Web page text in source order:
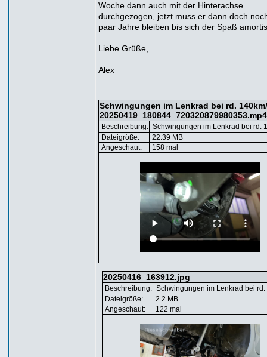
Woche dann auch mit der Hinterachse
durchgezogen, jetzt muss er dann doch
paar Jahre bleiben bis sich der Spaß
Liebe Grüße,
Alex
Schwingungen im Lenkrad bei rd.
20250419_180844_720320879980353.mp4
Beschreibung: Schwingungen im Lenkrad bei rd.
Dateigröße:
22.39 MB
Angeschaut:
158 mal
20250416_163912.jpg
Beschreibung: Schwingungen im Lenkrad bei rd.
Dateigröße:
2.2 MB
Angeschaut:
122 mal